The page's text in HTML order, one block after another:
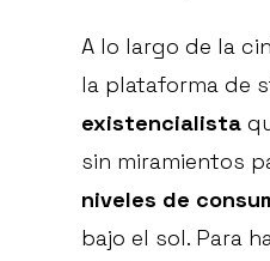
A lo largo de la
la plataforma de
existencialista
sin miramientos
niveles de
bajo el sol. Para